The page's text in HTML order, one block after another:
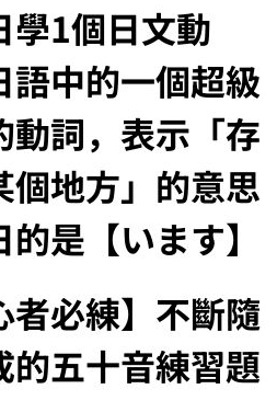
學1個日文動
語中的一個超級
動詞，表示「存
個地方」的意思
的是【います】
者必練】不斷隨
的五十音練習題